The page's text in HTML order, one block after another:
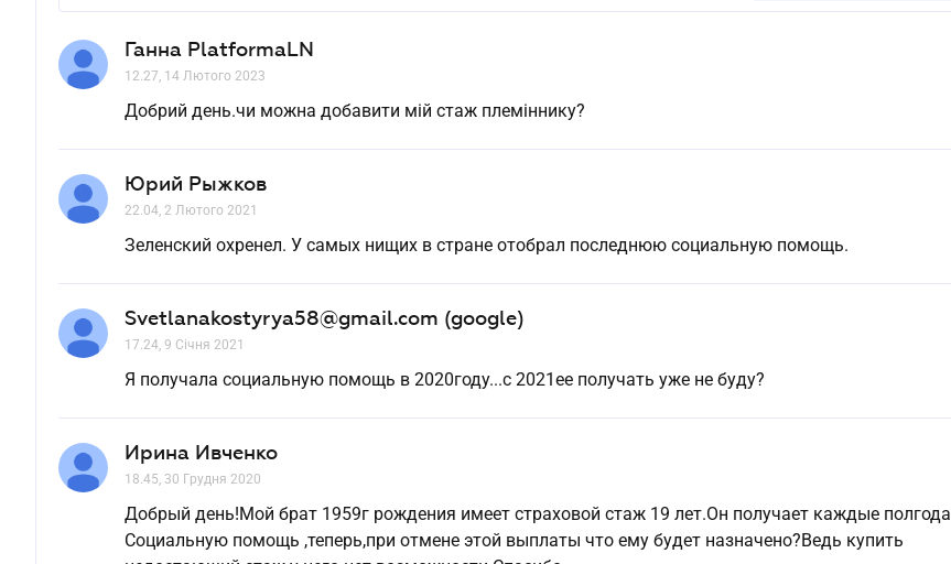
Ганна PlatformaLN
12.27, 14 Лютого 2023
Добрий день.чи можна добавити мiй стаж племiннику?
Юрий Рыжков
22.04, 2 Лютого 2021
Зеленский охренел. У самых нищих в стране отобрал последнюю социальную помощь.
Svetlanakostyrya58@gmail.com (google)
17.24, 9 Січня 2021
Я получала социальную помощь в 2020году...с 2021ее получать уже не буду?
Ирина Ивченко
18.45, 30 Грудня 2020
Добрый день!Мой брат 1959г рождения имеет страховой стаж 19 лет.Он получает каждые полгода
Социальную помощь ,теперь,при отмене этой выплаты что ему будет назначено?Ведь купить